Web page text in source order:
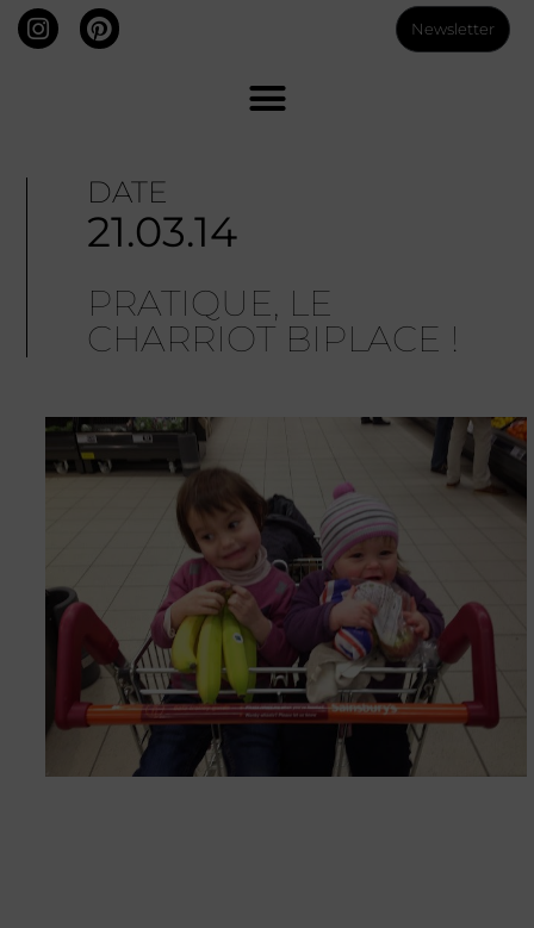
Newsletter
DATE
21.03.14
PRATIQUE, LE
CHARRIOT BIPLACE !